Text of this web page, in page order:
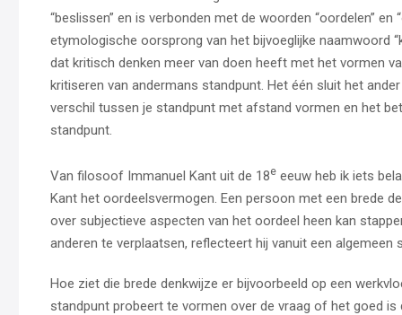
“beslissen” en is verbonden met de woorden “oordelen”
etymologische oorsprong van het bijvoeglijke naamwoord
dat kritisch denken meer van doen heeft met het vormen
kritiseren van andermans standpunt. Het één sluit het
verschil tussen je standpunt met afstand vormen en het
standpunt.
Van filosoof Immanuel Kant uit de 18e eeuw heb ik iets
Kant het oordeelsvermogen. Een persoon met een brede
over subjectieve aspecten van het oordeel heen kan
anderen te verplaatsen, reflecteert hij vanuit een algemeen
Hoe ziet die brede denkwijze er bijvoorbeeld op een
standpunt probeert te vormen over de vraag of het goed is